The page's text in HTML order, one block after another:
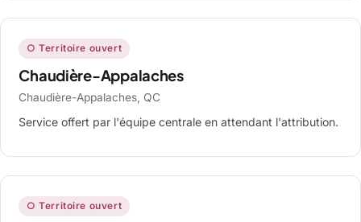
○ Territoire ouvert
Chaudière-Appalaches
Chaudière-Appalaches, QC
Service offert par l'équipe centrale en attendant l'attribution.
○ Territoire ouvert